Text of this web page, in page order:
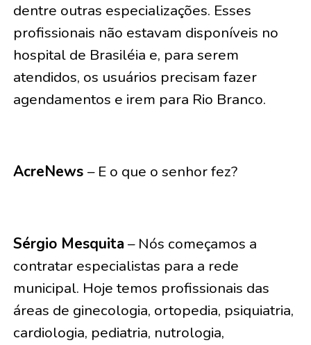
dentre outras especializações. Esses
profissionais não estavam disponíveis no
hospital de Brasiléia e, para serem
atendidos, os usuários precisam fazer
agendamentos e irem para Rio Branco.
AcreNews – E o que o senhor fez?
Sérgio Mesquita – Nós começamos a
contratar especialistas para a rede
municipal. Hoje temos profissionais das
áreas de ginecologia, ortopedia, psiquiatria,
cardiologia, pediatria, nutrologia,